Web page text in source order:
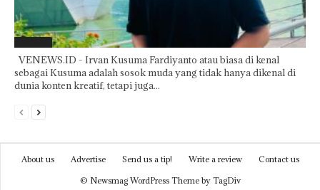
VENEWS.ID - Irvan Kusuma Fardiyanto atau biasa di kenal
sebagai Kusuma adalah sosok muda yang tidak hanya dikenal di
dunia konten kreatif, tetapi juga...
About us Advertise Send us a tip! Write a review
Contact us
© Newsmag WordPress Theme by TagDiv